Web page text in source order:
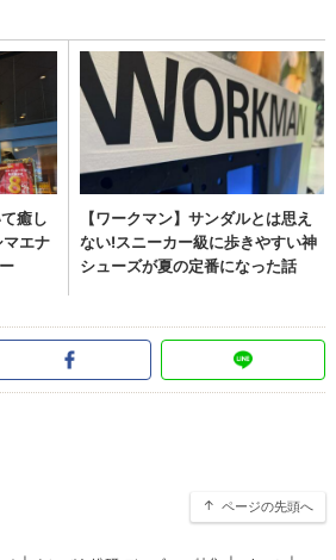
ページの先頭へ